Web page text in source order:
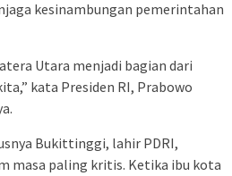
kesinambungan pemerintahan
Utara menjadi bagian dari
kata Presiden RI, Prabowo
Bukittinggi, lahir PDRI,
masa paling kritis. Ketika ibu kota